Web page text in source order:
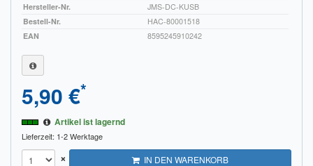
Hersteller-Nr.
JMS-DC-KUSB
Bestell-Nr.
HAC-80001518
EAN
8595245910242
5,90 €*
Artikel ist lagernd
Lieferzeit: 1-2 Werktage
× IN DEN WARENKORB